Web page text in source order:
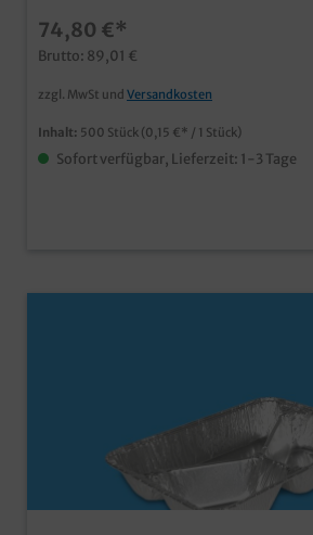
(stapelbar) mit passendem Aluminiumdeckel oder
Klarsicht Schnappdeckel verschließbar
74,80 €*
Brutto: 89,01 €
zzgl. MwSt und Versandkosten
Inhalt: 500 Stück (0,15 €* / 1 Stück)
Sofort verfügbar, Lieferzeit: 1-3 Tage